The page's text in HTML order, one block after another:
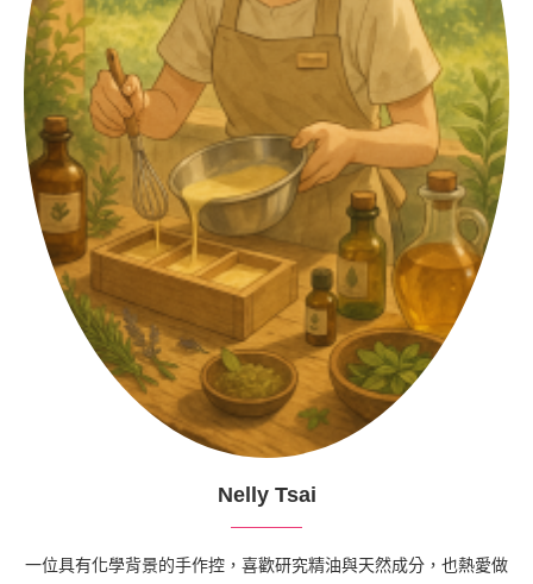
Nelly Tsai
一位具有化學背景的手作控，喜歡研究精油與天然成分，也熱愛做